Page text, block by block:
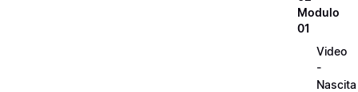
Modulo
01
Video
-
Nascita